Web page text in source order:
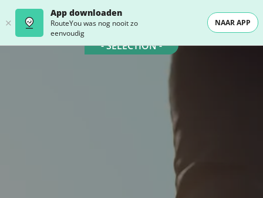
App downloaden
RouteYou was nog nooit zo
eenvoudig
NAAR APP
- SELECTION -